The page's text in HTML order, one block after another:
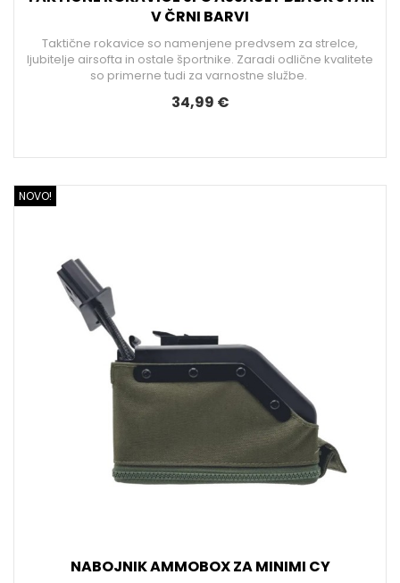
V ČRNI BARVI
Taktične rokavice so namenjene predvsem za strelce,
ljubitelje airsofta in ostale športnike. Zaradi odlične kvalitete
so primerne tudi za varnostne službe.
34,99 €
NOVO!
NABOJNIK AMMOBOX ZA MINIMI CY